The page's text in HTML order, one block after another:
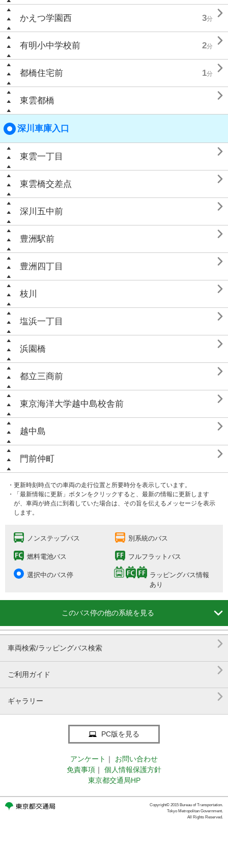
かえつ学園西 3分 
有明小中学校前 2分 
都橋住宅前 1分 
東雲都橋 
深川車庫入口
東雲一丁目 
東雲橋交差点 
深川五中前 
豊洲駅前 
豊洲四丁目 
枝川 
塩浜一丁目 
浜園橋 
都立三商前 
東京海洋大学越中島校舎前 
越中島 
門前仲町 
・更新時刻時点での車両の走行位置と所要時分を表示しています。
・「最新情報に更新」ボタンをクリックすると、最新の情報に更新します
が、車両が終点に到着していた場合は、その旨を伝えるメッセージを表示
します。
ノンステップバス 別系統のバス
燃料電池バス フルフラットバス
選択中のバス停
ラッピングバス情報
あり
このバス停の他の系統を見る 
車両検索/ラッピングバス検索 
ご利用ガイド 
ギャラリー 
PC版を見る
アンケート ｜
お問い合わせ
免責事項 ｜
個人情報保護方針
東京都交通局HP
Copyright© 2015 Bureau of Transportation.
Tokyo Metropolitan Government.
All Rights Reserved.